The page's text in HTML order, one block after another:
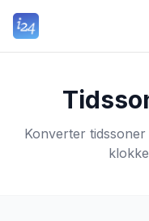
Konverter